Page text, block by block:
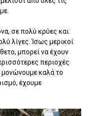
σε πολύ κρύες και
λίγες. Ίσως μερικοί
μπορεί να έχουν
περιοχές
μονώνουμε καλά το
έχουμε